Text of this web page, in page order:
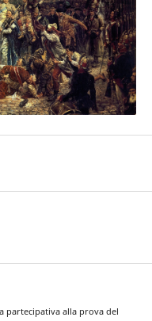
partecipativa alla prova del